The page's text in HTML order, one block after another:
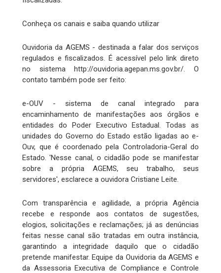
Conheça os canais e saiba quando utilizar
Ouvidoria da AGEMS - destinada a falar dos serviços
regulados e fiscalizados. É acessível pelo link direto
no sistema http://ouvidoria.agepan.ms.gov.br/. O
contato também pode ser feito:
e-OUV - sistema de canal integrado para
encaminhamento de manifestações aos órgãos e
entidades do Poder Executivo Estadual. Todas as
unidades do Governo do Estado estão ligadas ao e-
Ouv, que é coordenado pela Controladoria-Geral do
Estado. 'Nesse canal, o cidadão pode se manifestar
sobre a própria AGEMS, seu trabalho, seus
servidores', esclarece a ouvidora Cristiane Leite.
Com transparência e agilidade, a própria Agência
recebe e responde aos contatos de sugestões,
elogios, solicitações e reclamações; já as denúncias
feitas nesse canal são tratadas em outra instância,
garantindo a integridade daquilo que o cidadão
pretende manifestar. Equipe da Ouvidoria da AGEMS e
da Assessoria Executiva de Compliance e Controle